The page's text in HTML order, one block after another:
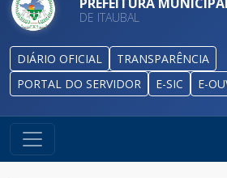
DE ITAUBAL
DIÁRIO OFICIAL
TRANSPARÊNCIA
PORTAL DO SERVIDOR
E-SIC E-